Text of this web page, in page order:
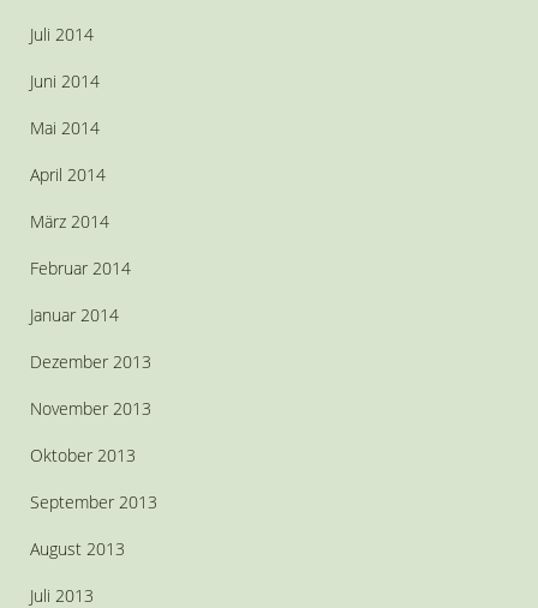
Juli 2014
Juni 2014
Mai 2014
April 2014
März 2014
Februar 2014
Januar 2014
Dezember 2013
November 2013
Oktober 2013
September 2013
August 2013
Juli 2013